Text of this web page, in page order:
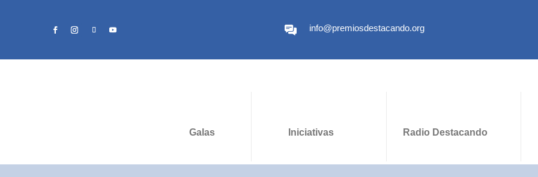
info@premiosdestacando.org
Galas Iniciativas Radio Destacando